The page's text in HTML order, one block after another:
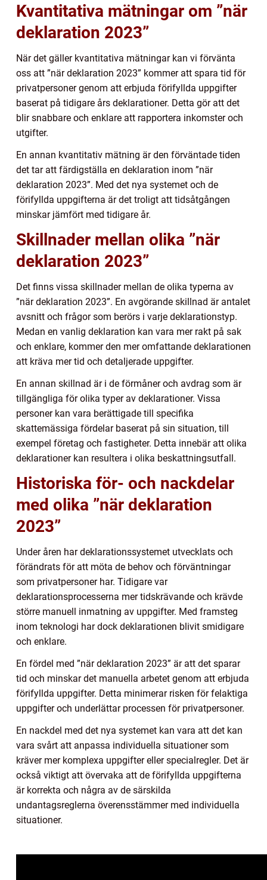
Kvantitativa mätningar om ”när
deklaration 2023”
När det gäller kvantitativa mätningar kan vi förvänta
oss att ”när deklaration 2023” kommer att spara tid för
privatpersoner genom att erbjuda förifyllda uppgifter
baserat på tidigare års deklarationer. Detta gör att det
blir snabbare och enklare att rapportera inkomster och
utgifter.
En annan kvantitativ mätning är den förväntade tiden
det tar att färdigställa en deklaration inom ”när
deklaration 2023”. Med det nya systemet och de
förifyllda uppgifterna är det troligt att tidsåtgången
minskar jämfört med tidigare år.
Skillnader mellan olika ”när
deklaration 2023”
Det finns vissa skillnader mellan de olika typerna av
”när deklaration 2023”. En avgörande skillnad är antalet
avsnitt och frågor som berörs i varje deklarationstyp.
Medan en vanlig deklaration kan vara mer rakt på sak
och enklare, kommer den mer omfattande deklarationen
att kräva mer tid och detaljerade uppgifter.
En annan skillnad är i de förmåner och avdrag som är
tillgängliga för olika typer av deklarationer. Vissa
personer kan vara berättigade till specifika
skattemässiga fördelar baserat på sin situation, till
exempel företag och fastigheter. Detta innebär att olika
deklarationer kan resultera i olika beskattningsutfall.
Historiska för- och nackdelar
med olika ”när deklaration
2023”
Under åren har deklarationssystemet utvecklats och
förändrats för att möta de behov och förväntningar
som privatpersoner har. Tidigare var
deklarationsprocesserna mer tidskrävande och krävde
större manuell inmatning av uppgifter. Med framsteg
inom teknologi har dock deklarationen blivit smidigare
och enklare.
En fördel med ”när deklaration 2023” är att det sparar
tid och minskar det manuella arbetet genom att erbjuda
förifyllda uppgifter. Detta minimerar risken för felaktiga
uppgifter och underlättar processen för privatpersoner.
En nackdel med det nya systemet kan vara att det kan
vara svårt att anpassa individuella situationer som
kräver mer komplexa uppgifter eller specialregler. Det är
också viktigt att övervaka att de förifyllda uppgifterna
är korrekta och några av de särskilda
undantagsreglerna överensstämmer med individuella
situationer.